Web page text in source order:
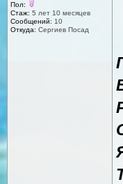
Пол:
Стаж: 5 лет 10 месяцев
Сообщений: 10
Откуда: Сергиев Посад